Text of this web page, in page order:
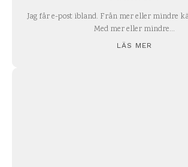
Jag får e-post ibland. Från mer eller mindre
Med mer eller mindre...
LÄS MER